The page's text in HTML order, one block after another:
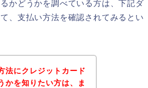
かどうかを調べている方は、下記ダ
、支払い方法を確認されてみるとい
法にクレジットカード
かを知りたい方は、ま